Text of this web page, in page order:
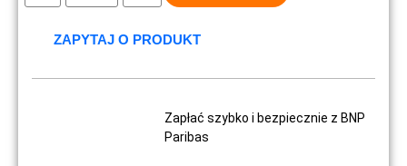
ZAPYTAJ O PRODUKT
Zapłać szybko i bezpiecznie z BNP
Paribas